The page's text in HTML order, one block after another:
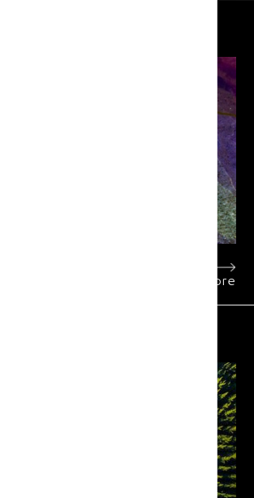
Learn more
Protection